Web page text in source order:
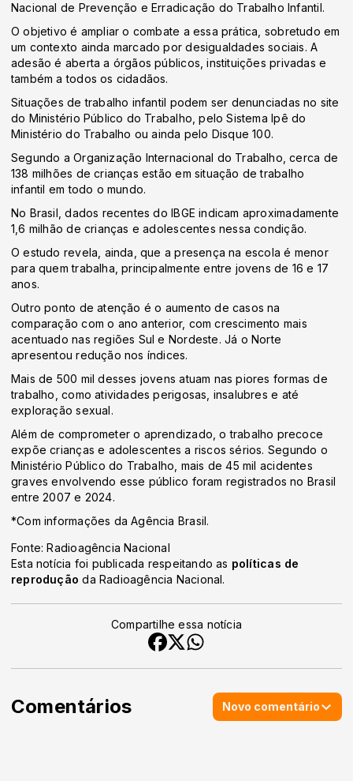
Nacional de Prevenção e Erradicação do Trabalho Infantil.
O objetivo é ampliar o combate a essa prática, sobretudo em
um contexto ainda marcado por desigualdades sociais. A
adesão é aberta a órgãos públicos, instituições privadas e
também a todos os cidadãos.
Situações de trabalho infantil podem ser denunciadas no site
do Ministério Público do Trabalho, pelo Sistema Ipê do
Ministério do Trabalho ou ainda pelo Disque 100.
Segundo a Organização Internacional do Trabalho, cerca de
138 milhões de crianças estão em situação de trabalho
infantil em todo o mundo.
No Brasil, dados recentes do IBGE indicam aproximadamente
1,6 milhão de crianças e adolescentes nessa condição.
O estudo revela, ainda, que a presença na escola é menor
para quem trabalha, principalmente entre jovens de 16 e 17
anos.
Outro ponto de atenção é o aumento de casos na
comparação com o ano anterior, com crescimento mais
acentuado nas regiões Sul e Nordeste. Já o Norte
apresentou redução nos índices.
Mais de 500 mil desses jovens atuam nas piores formas de
trabalho, como atividades perigosas, insalubres e até
exploração sexual.
Além de comprometer o aprendizado, o trabalho precoce
expõe crianças e adolescentes a riscos sérios. Segundo o
Ministério Público do Trabalho, mais de 45 mil acidentes
graves envolvendo esse público foram registrados no Brasil
entre 2007 e 2024.
*Com informações da Agência Brasil.
Fonte: Radioagência Nacional
Esta notícia foi publicada respeitando as políticas de
reprodução da Radioagência Nacional.
Compartilhe essa notícia
Comentários Novo comentário